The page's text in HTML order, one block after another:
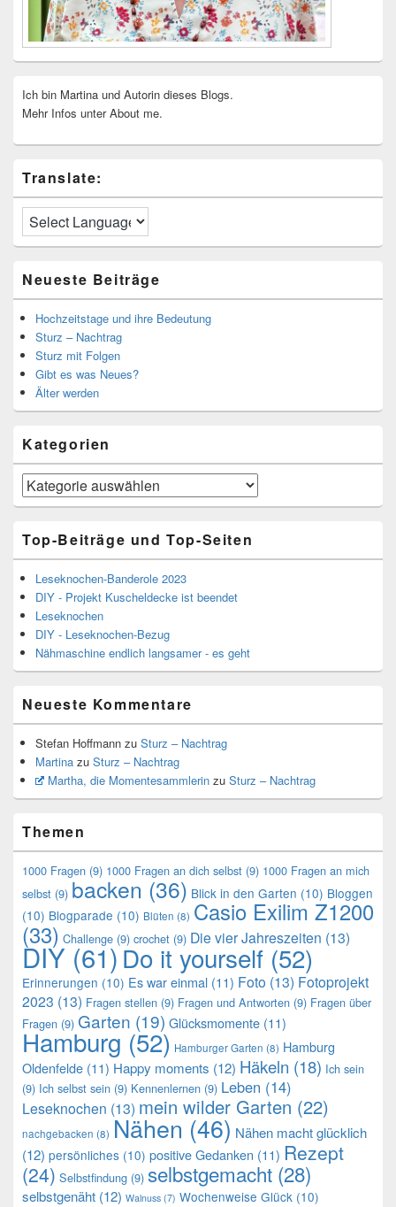
Ich bin Martina und Autorin dieses Blogs.
Mehr Infos unter About me.
Translate:
Neueste Beiträge
Hochzeitstage und ihre Bedeutung
Sturz – Nachtrag
Sturz mit Folgen
Gibt es was Neues?
Älter werden
Kategorien
Kategorien
Top-Beiträge und Top-Seiten
Leseknochen-Banderole 2023
DIY - Projekt Kuscheldecke ist beendet
Leseknochen
DIY - Leseknochen-Bezug
Nähmaschine endlich langsamer - es geht
Neueste Kommentare
Stefan Hoffmann zu Sturz – Nachtrag
Martina zu Sturz – Nachtrag
Martha, die Momentesammlerinzu Sturz – Nachtrag
Themen
1000 Fragen (9) 1000 Fragen an dich selbst (9) 1000 Fragen an mich
selbst (9) backen (36) Blick in den Garten (10) Bloggen
(10) Blogparade (10) Blüten (8) Casio Exilim Z1200
(33) Challenge (9) crochet (9) Die vier Jahreszeiten (13)
DIY (61)Do it yourself (52)
Erinnerungen (10) Es war einmal (11) Foto (13) Fotoprojekt
2023 (13) Fragen stellen (9) Fragen und Antworten (9) Fragen über
Fragen (9) Garten (19) Glücksmomente (11)
Hamburg (52) Hamburger Garten (8) Hamburg
Oldenfelde (11) Happy moments (12) Häkeln (18) Ich sein
(9) Ich selbst sein (9) Kennenlernen (9) Leben (14)
Leseknochen (13) mein wilder Garten (22)
nachgebacken (8) Nähen (46) Nähen macht glücklich
(12) persönliches (10) positive Gedanken (11) Rezept
(24) Selbstfindung (9) selbstgemacht (28)
selbstgenäht (12) Walnuss (7) Wochenweise Glück (10)